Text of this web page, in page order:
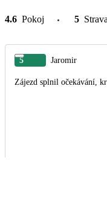
4.6 Pokoj 5 Strava
5 Jaromir
Zájezd splnil očekávání,